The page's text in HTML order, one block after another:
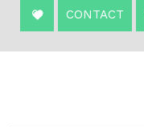
CONTACT